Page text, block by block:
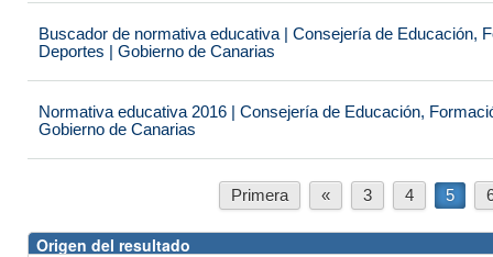
Buscador de normativa educativa | Consejería de Educación,
Deportes | Gobierno de Canarias
Normativa educativa 2016 | Consejería de Educación,
Gobierno de Canarias
Primera « 3 4 5
Origen del resultado